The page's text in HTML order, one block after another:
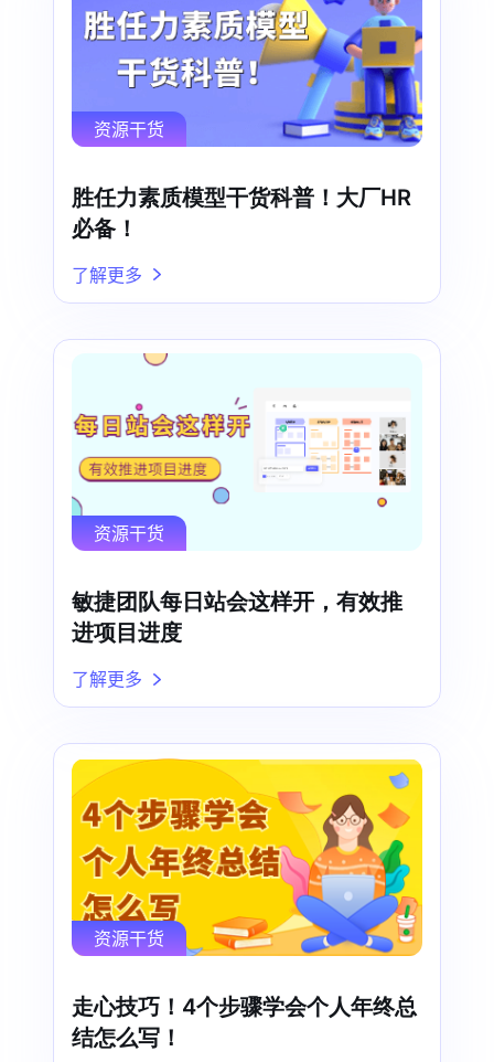
资源干货
胜任力素质模型干货科普！大厂HR
必备！
了解更多
资源干货
敏捷团队每日站会这样开，有效推
进项目进度
了解更多
资源干货
走心技巧！4个步骤学会个人年终总
结怎么写！